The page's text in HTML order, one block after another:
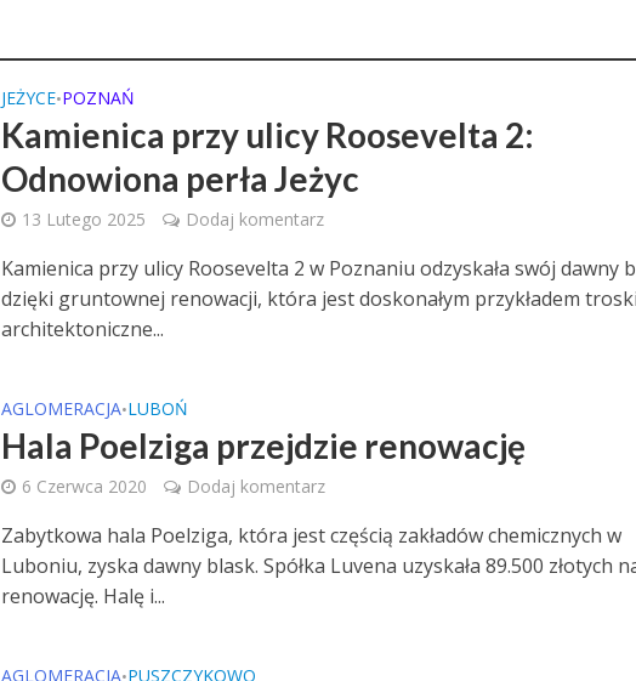
JEŻYCE•POZNAŃ
Kamienica przy ulicy Roosevelta 2:
Odnowiona perła Jeżyc
13 Lutego 2025 Dodaj komentarz
Kamienica przy ulicy Roosevelta 2 w Poznaniu odzyskała swój dawny
dzięki gruntownej renowacji, która jest doskonałym przykładem
architektoniczne...
AGLOMERACJA•LUBOŃ
Hala Poelziga przejdzie renowację
6 Czerwca 2020 Dodaj komentarz
Zabytkowa hala Poelziga, która jest częścią zakładów chemicznych w
Luboniu, zyska dawny blask. Spółka Luvena uzyskała 89.500 złotych
renowację. Halę i...
AGLOMERACJA•PUSZCZYKOWO